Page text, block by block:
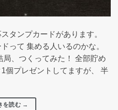
タンプカードがあります。
って 集める人いるのかな。
局、つくってみた！ 全部貯め
個プレゼントしてますが、 半
を読む →